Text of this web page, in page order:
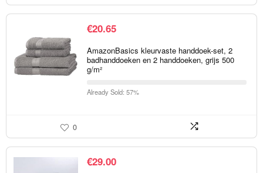
€20.65
AmazonBasics kleurvaste handdoek-set, 2
badhanddoeken en 2 handdoeken, grijs 500
g/m²
Already Sold: 57%
0
€29.00